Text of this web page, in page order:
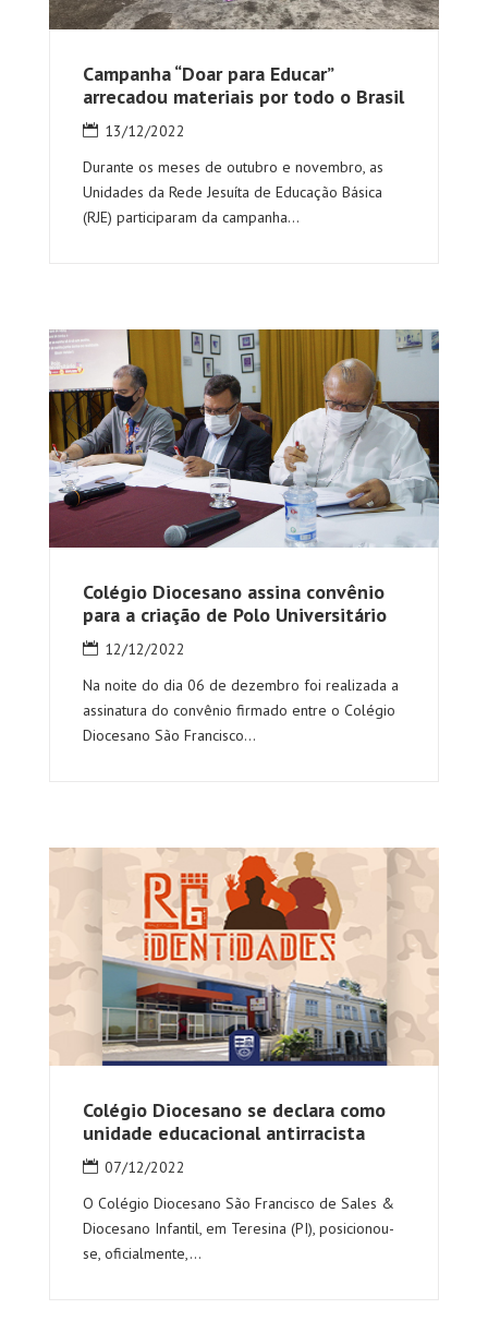
Campanha “Doar para Educar”
arrecadou materiais por todo o Brasil
13/12/2022
Durante os meses de outubro e novembro, as
Unidades da Rede Jesuíta de Educação Básica
(RJE) participaram da campanha...
Colégio Diocesano assina convênio
para a criação de Polo Universitário
12/12/2022
Na noite do dia 06 de dezembro foi realizada a
assinatura do convênio firmado entre o Colégio
Diocesano São Francisco...
Colégio Diocesano se declara como
unidade educacional antirracista
07/12/2022
O Colégio Diocesano São Francisco de Sales &
Diocesano Infantil, em Teresina (PI), posicionou-
se, oficialmente,...